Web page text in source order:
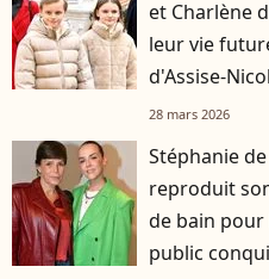
et Charlène
leur vie
d'Assise-
28 mars 2026
Stéphanie
reproduit
de bain pour
public